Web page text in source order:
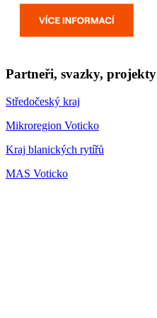
Partneři, svazky, projekty
Středočeský kraj
Mikroregion Voticko
Kraj blanických rytířů
MAS Voticko